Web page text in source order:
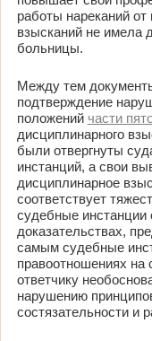
работы нареканий
взысканий не имела
больницы.
Между тем
подтверждение
положений части
дисциплинарного
были отвергнуты
инстанций, а свои
дисциплинарное
соответствует
судебные инстанции
доказательствах,
самым судебные
правоотношениях на
ответчику
нарушению
состязательности и